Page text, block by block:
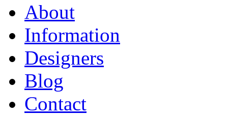
About
Information
Designers
Blog
Contact